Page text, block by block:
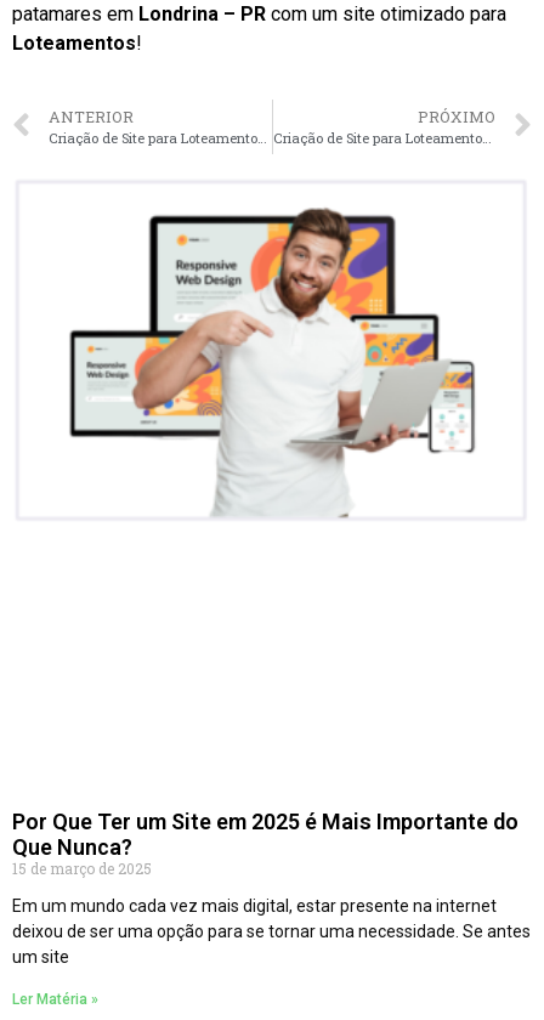
patamares em Londrina – PR com um site otimizado para
Loteamentos!
ANTERIOR PRÓXIMO
Criação de Site para Loteamentos em Maringá – PR faça seu orçamento
Por Que Ter um Site em 2025 é Mais Importante do
Que Nunca?
15 de março de 2025
Em um mundo cada vez mais digital, estar presente na internet
deixou de ser uma opção para se tornar uma necessidade. Se antes
um site
Ler Matéria »